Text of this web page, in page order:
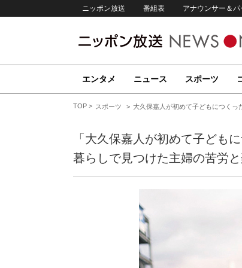
ニッポン放送 番組表 アナウンサー＆
エンタメ ニュース スポーツ
TOP スポーツ 大久保嘉人が初めて子どもにつく
「大久保嘉人が初めて子ども
暮らしで見つけた主婦の苦労